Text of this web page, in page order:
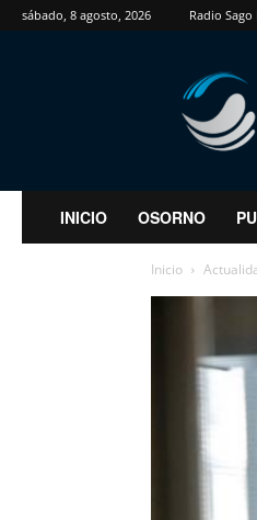
sábado, 8 agosto, 2026 Radio Sago
INICIO OSORNO
Inicio